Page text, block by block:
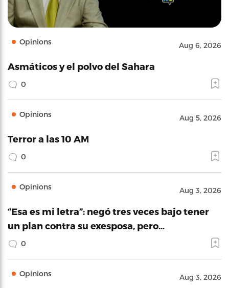
Opinions Aug 6, 2026
Asmáticos y el polvo del Sahara
0
Opinions Aug 5, 2026
Terror a las 10 AM
0
Opinions Aug 3, 2026
“Esa es mi letra”: negó tres veces bajo tener
un plan contra su exesposa, pero…
0
Opinions Aug 3, 2026